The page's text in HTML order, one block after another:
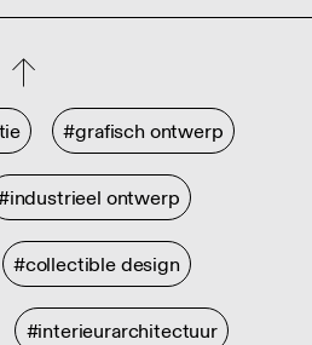
#grafisch ontwerp
ontwerp
#collectible design
#interieurarchitectuur